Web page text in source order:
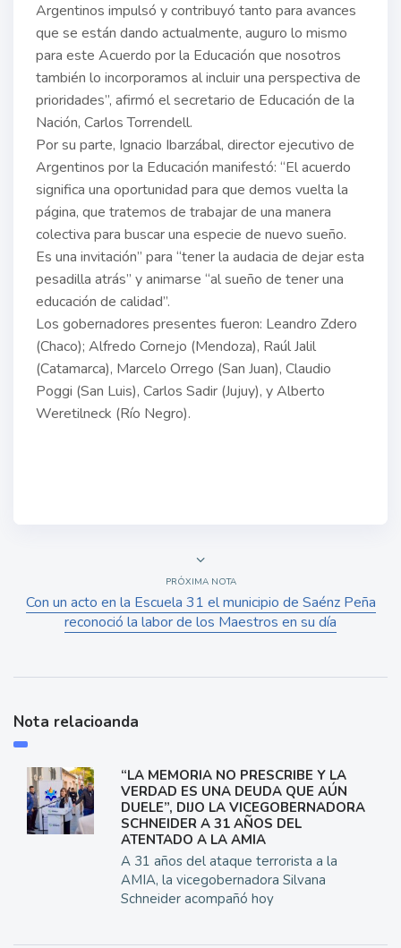
Argentinos impulsó y contribuyó tanto para avances
que se están dando actualmente, auguro lo mismo
para este Acuerdo por la Educación que nosotros
también lo incorporamos al incluir una perspectiva de
prioridades”, afirmó el secretario de Educación de la
Nación, Carlos Torrendell.
Por su parte, Ignacio Ibarzábal, director ejecutivo de
Argentinos por la Educación manifestó: “El acuerdo
significa una oportunidad para que demos vuelta la
página, que tratemos de trabajar de una manera
colectiva para buscar una especie de nuevo sueño.
Es una invitación” para “tener la audacia de dejar esta
pesadilla atrás” y animarse “al sueño de tener una
educación de calidad”.
Los gobernadores presentes fueron: Leandro Zdero
(Chaco); Alfredo Cornejo (Mendoza), Raúl Jalil
(Catamarca), Marcelo Orrego (San Juan), Claudio
Poggi (San Luis), Carlos Sadir (Jujuy), y Alberto
Weretilneck (Río Negro).
PRÓXIMA NOTA
Con un acto en la Escuela 31 el municipio de Saénz Peña
reconoció la labor de los Maestros en su día
Nota relacioanda
“LA MEMORIA NO PRESCRIBE Y LA
VERDAD ES UNA DEUDA QUE AÚN
DUELE”, DIJO LA VICEGOBERNADORA
SCHNEIDER A 31 AÑOS DEL
ATENTADO A LA AMIA
A 31 años del ataque terrorista a la
AMIA, la vicegobernadora Silvana
Schneider acompañó hoy